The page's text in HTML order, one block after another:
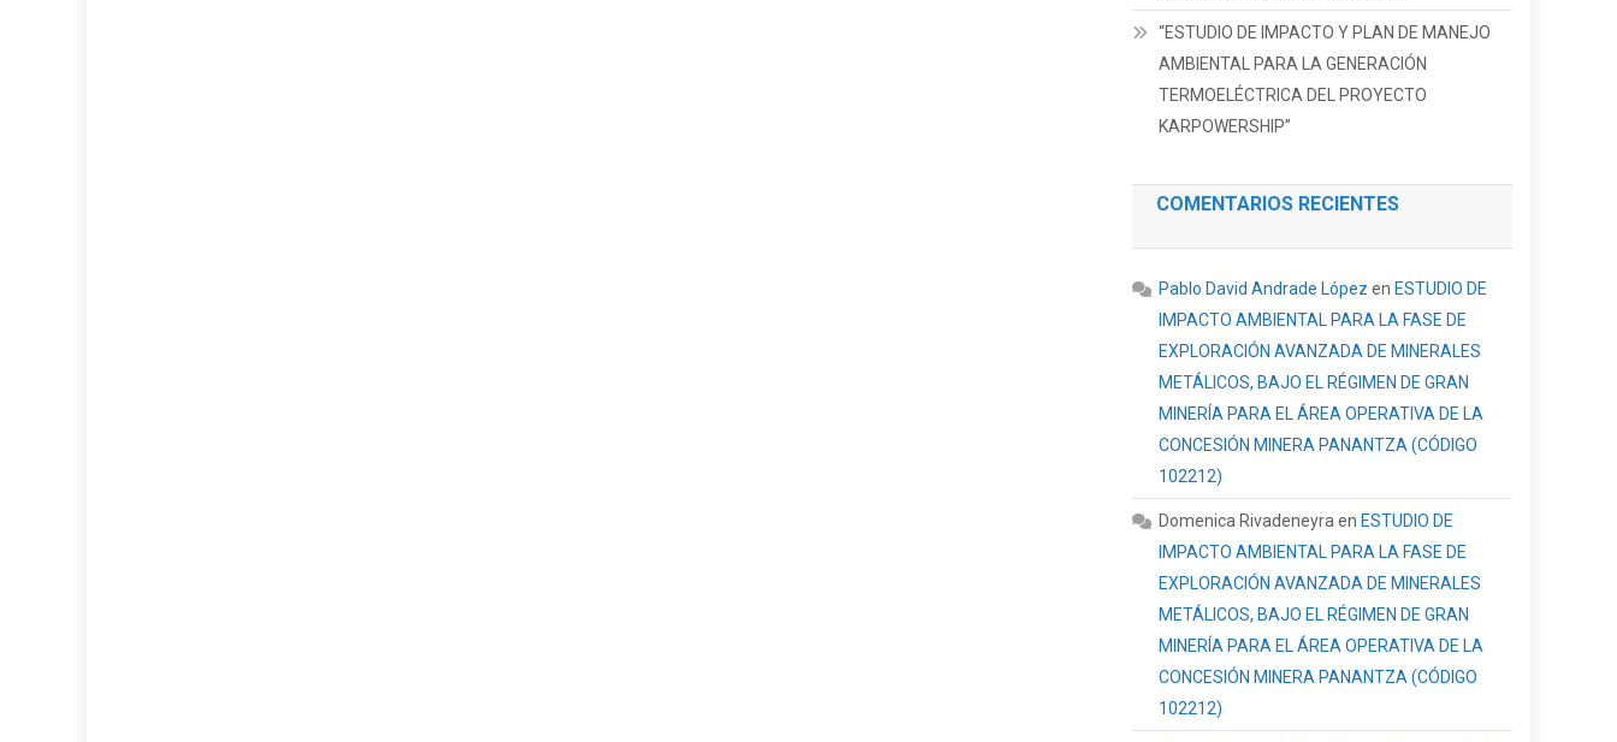
“ESTUDIO DE IMPACTO Y PLAN DE MANEJO
AMBIENTAL PARA LA GENERACIÓN
TERMOELÉCTRICA DEL PROYECTO
KARPOWERSHIP”
COMENTARIOS RECIENTES
Pablo David Andrade López en ESTUDIO DE
IMPACTO AMBIENTAL PARA LA FASE DE
EXPLORACIÓN AVANZADA DE MINERALES
METÁLICOS, BAJO EL RÉGIMEN DE GRAN
MINERÍA PARA EL ÁREA OPERATIVA DE LA
CONCESIÓN MINERA PANANTZA (CÓDIGO
102212)
Domenica Rivadeneyra en ESTUDIO DE
IMPACTO AMBIENTAL PARA LA FASE DE
EXPLORACIÓN AVANZADA DE MINERALES
METÁLICOS, BAJO EL RÉGIMEN DE GRAN
MINERÍA PARA EL ÁREA OPERATIVA DE LA
CONCESIÓN MINERA PANANTZA (CÓDIGO
102212)